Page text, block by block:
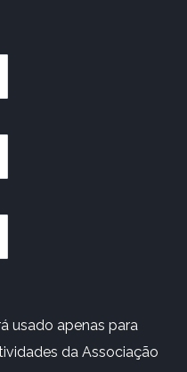
usado apenas para
da Associação